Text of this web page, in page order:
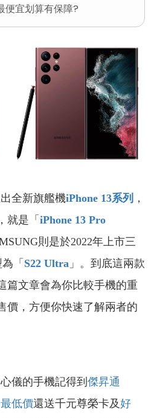
便宜划算有保障?
全新旗艦機iPhone 13系列 ，
就是「 iPhone 13 Pro
則是於2022年上市三
「 S22 Ultra 」。到底這兩款
篇文章會為你比較手機的重
價，方便你快速了解兩者的
的手機記得到 傑昇通
低價還送千元尊榮卡及好